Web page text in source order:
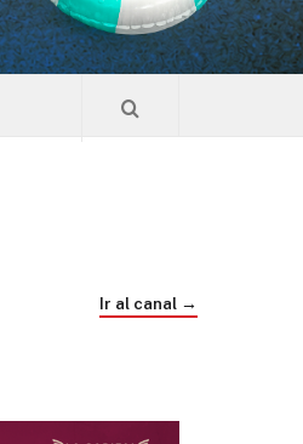
Ir al canal →